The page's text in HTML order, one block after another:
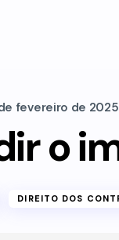
fevereiro de 2025
o
DIREITO DOS